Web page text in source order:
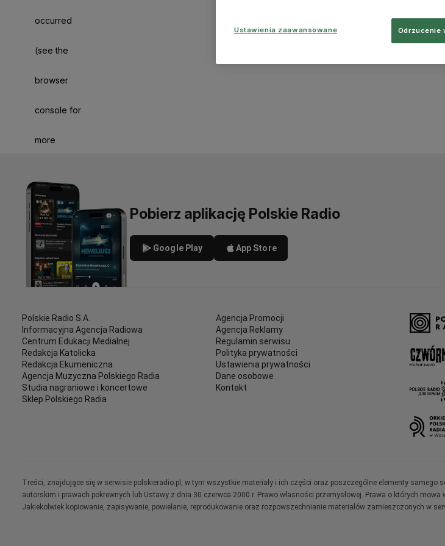
occurred
(see the
browser
console for
more
Pobierz aplikację Polskie Radio
Google Play App Store
Polskie Radio S.A.
Informacyjna Agencja Radiowa
Centrum Edukacji Medialnej
Redakcja Katolicka
Redakcja Ekumeniczna
Agencja Muzyczna Polskiego Radia
Studia nagraniowe i koncertowe
Sklep Polskiego Radia
Agencja Promocji
Agencja Reklamy
Regulamin serwisu
Polityka prywatności
Ustawienia prywatności
Dane osobowe
Kontakt
Treści, znajdujące się w serwisie polskieradio.pl, w tym wszystkie materiały i ich części oraz poszczególne elementy
autorskim i prawach pokrewnych lub Ustawy z dnia 30 czerwca 2000 r. Prawo własności przemysłowej. Prawa o których
Jakiekolwiek kopiowanie, zapisywanie, powielanie, reprodukowanie oraz rozpowszechnianie materiałów zamieszczonych w
Ustawienia zaawansowane Odrzucenie